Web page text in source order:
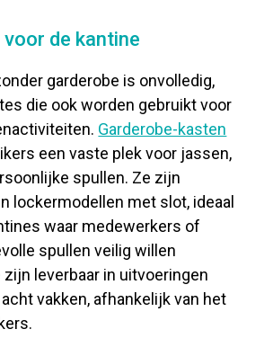
de kantine
garderobe is onvolledig,
die ook worden gebruikt voor
Garderobe-kasten
een vaste plek voor jassen,
spullen. Ze zijn
lockermodellen met slot, ideaal
waar medewerkers of
spullen veilig willen
zijn leverbaar in uitvoeringen
vakken, afhankelijk van het